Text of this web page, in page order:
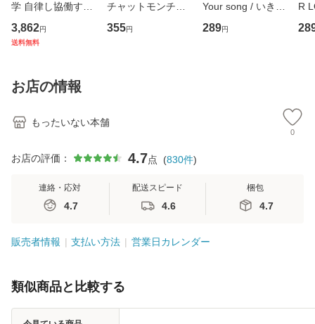
学 自律し協働する
専門職の看護マネ
ジメントスキル 改
恵 藤本幸三 / 南江
堂 [単行
3,862円
送料無料
チャットモンチー /
キューンレコード
[CD]【メール便送
355円
Your song / いきも
のがかり / [CD]
【メール便送料無
289円
R
産
お店の情報
もったいない本舗
0
お店の評価： 4.7点 (830件)
連絡・応対
4.7
配送スピード
4.6
梱包
4.7
販売者情報 支払い方法 営業日カレンダー
類似商品と比較する